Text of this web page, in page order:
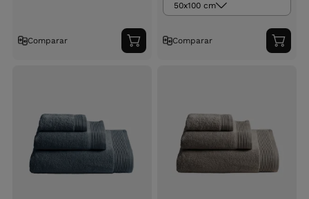
Comparar
Adicionar
ao
50x100 cm
Comparar
ao